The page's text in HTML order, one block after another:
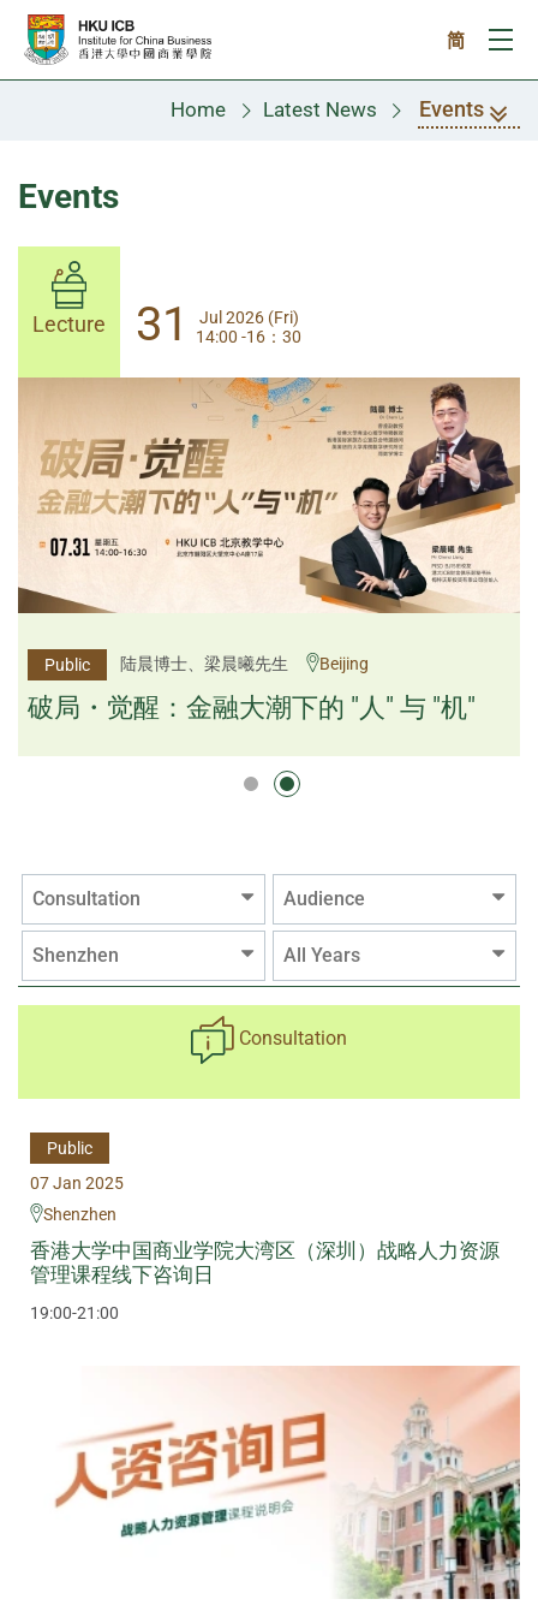
Skip to main content
简
Home Latest News Events
Events
Lecture 31
Jul 2026 (Fri)
14:00-17:30
Public 杨文斌先生、邱良弼先生 Guangzhou
逻辑×算法：重塑资产配置内核
逻辑×算法：重塑资产配置内核
Lecture 31
Jul 2026 (Fri)
14:00 -16：30
Public 陆晨博士、梁晨曦先生 Beijing
破局・觉醒：金融大潮下的 "人" 与 "机"
Consultation Audience
Shenzhen All Years
Consultation
Public
07 Jan 2025
Shenzhen
香港大学中国商业学院大湾区（深圳）战略人力资源
管理课程线下咨询日
19:00-21:00